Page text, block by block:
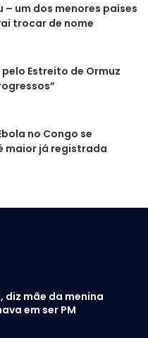
– um dos menores países
trocar de nome
Estreito de Ormuz
no Congo se
maior já registrada
mãe da menina
em ser PM